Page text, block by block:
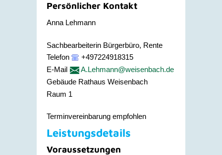
Persönlicher Kontakt
Anna Lehmann
Sachbearbeiterin Bürgerbüro, Rente
Telefon
+497224918315
E-Mail
A.Lehmann@weisenbach.de
Gebäude Rathaus Weisenbach
Raum 1
Terminvereinbarung empfohlen
Leistungsdetails
Voraussetzungen